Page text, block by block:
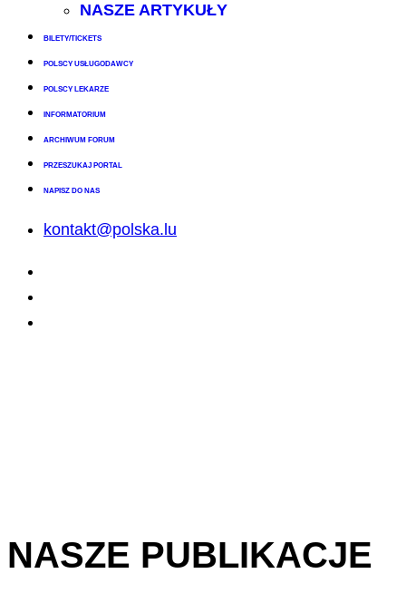
NASZE ARTYKUŁY
BILETY/TICKETS
POLSCY USŁUGODAWCY
POLSCY LEKARZE
INFORMATORIUM
ARCHIWUM FORUM
PRZESZUKAJ PORTAL
NAPISZ DO NAS
kontakt@polska.lu
NASZE PUBLIKACJE